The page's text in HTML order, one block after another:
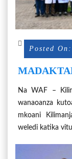
Posted
WELEDI
Na WAF –
wanaoanza
mkoani
weledi katika